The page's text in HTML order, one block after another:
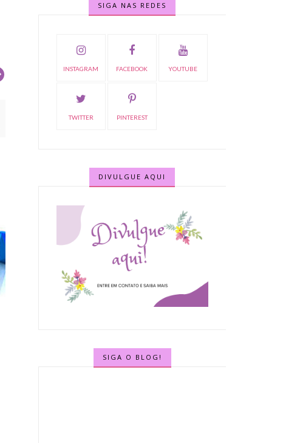
SIGA NAS REDES
INSTAGRAM FACEBOOK YOUTUBE
TWITTER PINTEREST
DIVULGUE AQUI
SIGA O BLOG!